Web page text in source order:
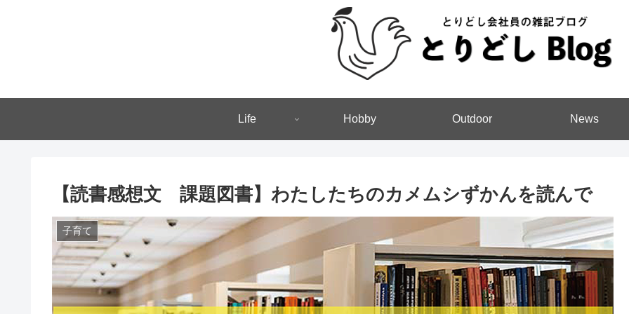
Life Hobby Outdoor News
【読書感想文 課題図書】わたしたちのカメムシずかんを読んで
子育て